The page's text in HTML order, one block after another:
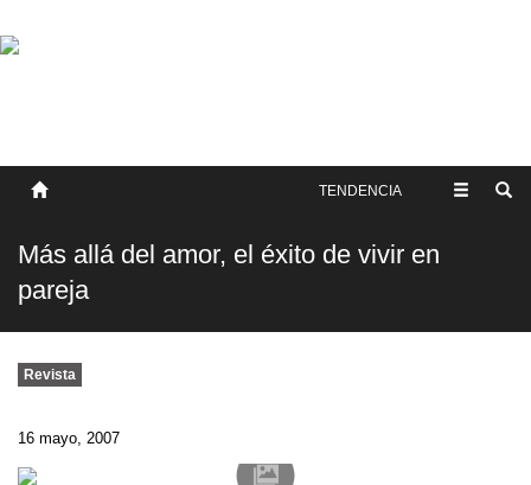
SOBRE NOSOTROS
TENDENCIA
Más allá del amor, el éxito de vivir en
pareja
Revista
16 mayo, 2007